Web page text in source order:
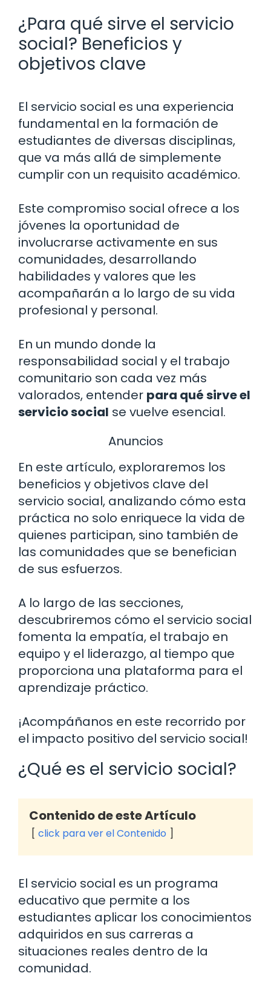
¿Para qué sirve el servicio
social? Beneficios y
objetivos clave
El servicio social es una experiencia
fundamental en la formación de
estudiantes de diversas disciplinas,
que va más allá de simplemente
cumplir con un requisito académico.
Este compromiso social ofrece a los
jóvenes la oportunidad de
involucrarse activamente en sus
comunidades, desarrollando
habilidades y valores que les
acompañarán a lo largo de su vida
profesional y personal.
En un mundo donde la
responsabilidad social y el trabajo
comunitario son cada vez más
valorados, entender para qué sirve el
servicio social se vuelve esencial.
Anuncios
En este artículo, exploraremos los
beneficios y objetivos clave del
servicio social, analizando cómo esta
práctica no solo enriquece la vida de
quienes participan, sino también de
las comunidades que se benefician
de sus esfuerzos.
A lo largo de las secciones,
descubriremos cómo el servicio social
fomenta la empatía, el trabajo en
equipo y el liderazgo, al tiempo que
proporciona una plataforma para el
aprendizaje práctico.
¡Acompáñanos en este recorrido por
el impacto positivo del servicio social!
¿Qué es el servicio social?
Contenido de este Artículo
click para ver el Contenido
El servicio social es un programa
educativo que permite a los
estudiantes aplicar los conocimientos
adquiridos en sus carreras a
situaciones reales dentro de la
comunidad.